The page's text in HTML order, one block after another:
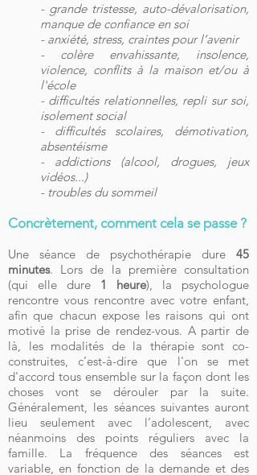
- grande tristesse, auto-dévalorisation,
manque de confiance en soi
- anxiété, stress, craintes pour l’avenir
- colère envahissante, insolence,
violence, conflits à la maison et/ou à
l'école
- difficultés relationnelles, repli sur soi,
isolement social
- difficultés scolaires, démotivation,
absentéisme
- addictions (alcool, drogues, jeux
vidéos...)
- troubles du sommeil
Concrètement, comment cela se passe ?
Une séance de psychothérapie dure 45
minutes. Lors de la première consultation
(qui elle dure 1 heure), la psychologue
rencontre vous rencontre avec votre enfant,
afin que chacun expose les raisons qui ont
motivé la prise de rendez-vous. A partir de
là, les modalités de la thérapie sont co-
construites, c’est-à-dire que l'on se met
d'accord tous ensemble sur la façon dont les
choses vont se dérouler par la suite.
Généralement, les séances suivantes auront
lieu seulement avec l’adolescent, avec
néanmoins des points réguliers avec la
famille. La fréquence des séances est
variable, en fonction de la demande et des